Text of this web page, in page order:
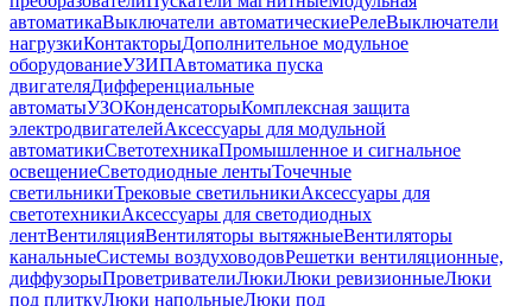
автоматикаВыключатели автоматическиеРелеВыключатели
нагрузкиКонтакторыДополнительное модульное
оборудованиеУЗИПАвтоматика пуска
двигателяДифференциальные
автоматыУЗОКонденсаторыКомплексная защита
электродвигателейАксессуары для модульной
автоматикиСветотехникаПромышленное и сигнальное
освещениеСветодиодные лентыТочечные
светильникиТрековые светильникиАксессуары для
светотехникиАксессуары для светодиодных
лентВентиляцияВентиляторы вытяжныеВентиляторы
канальныеСистемы воздуховодовРешетки вентиляционные,
диффузорыПроветривателиЛюкиЛюки ревизионныеЛюки
под плиткуЛюки напольныеЛюки под